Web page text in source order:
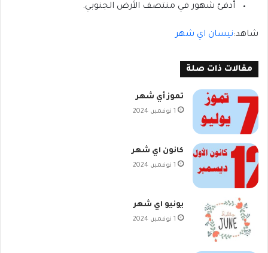
أدفئ شهور في منتصف الأرض الجنوبي.
شاهد:نيسان اي شهر
مقالات ذات صلة
تموز أي شهر
1 نوفمبر، 2024
كانون اي شهر
1 نوفمبر، 2024
يونيو اي شهر
1 نوفمبر، 2024